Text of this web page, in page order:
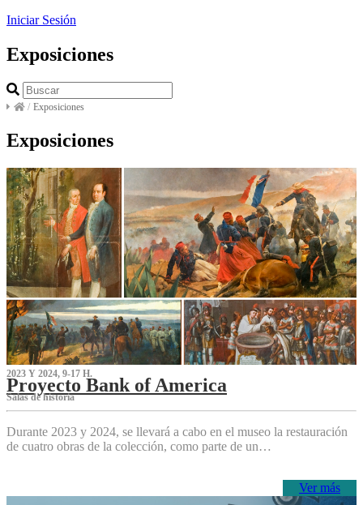
Iniciar Sesión
Exposiciones
/ Exposiciones
Exposiciones
2023 Y 2024, 9-17 H.
Proyecto Bank of America
S‌alas de historia
Durante 2023 y 2024, se llevará a cabo en el museo la restauración
de cuatro obras de la colección, como parte de un…
Ver más